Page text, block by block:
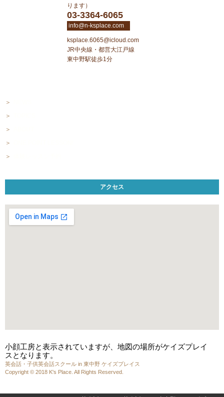
ります）
03-3364-6065
info@n-ksplace.com
ksplace.6065@icloud.com
JR中央線・都営大江戸線
東中野駅徒歩1分
アクセス
小顔工房と表示されていますが、地図の場所がケイズプレイ
スとなります。
英会話・子供英会話スクール in 東中野 ケイズプレイス
Copyright © 2018 K's Place. All Rights Reserved.